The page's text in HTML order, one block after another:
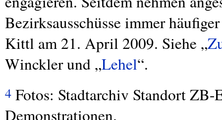
Bezirksausschüsse immer
Kittl am 21. April 2009. Siehe „
Winckler und „Lehel“.
4 Fotos: Stadtarchiv Standort
Demonstrationen.